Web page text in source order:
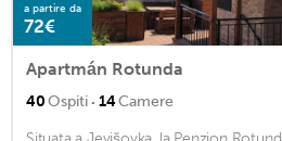
a partire da
72€
Apartmán Rotunda
40Ospiti · 14Camere